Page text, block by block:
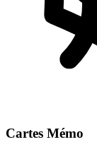
Cartes Mémo